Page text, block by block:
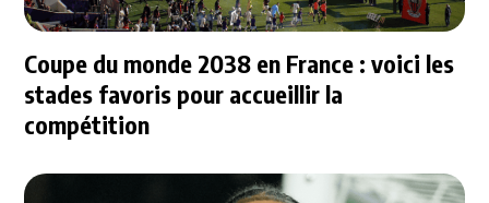
Coupe du monde 2038 en France : voici les
stades favoris pour accueillir la
compétition